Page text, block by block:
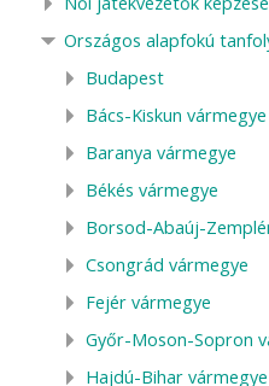
Országos alapfokú
Budapest
Bács-Kiskun vármegye
Baranya vármegye
Békés vármegye
Borsod-Abaúj-
Csongrád vármegye
Fejér vármegye
Győr-Moson-Sopron
Hajdú-Bihar vármegye